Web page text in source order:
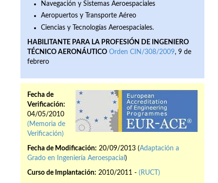
Navegación y Sistemas Aeroespaciales
Aeropuertos y Transporte Aéreo
Ciencias y Tecnologías Aeroespaciales.
HABILITANTE PARA LA PROFESIÓN DE INGENIERO
TÉCNICO AERONÁUTICO Orden CIN/308/2009, 9 de
febrero
Fecha de
Verificación:
04/05/2010
(Memoria de
Verificación)
Fecha de Modificación: 20/09/2013 (Adaptación a
Grado en Ingeniería Aeroespacial )
Curso de Implantación: 2010/2011 - (RUCT)